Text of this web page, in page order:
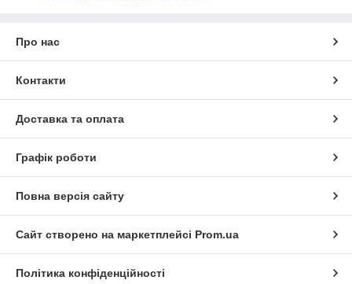
Про нас
Контакти
Доставка та оплата
Графік роботи
Повна версія сайту
Сайт створено на маркетплейсі Prom.ua
Політика конфіденційності